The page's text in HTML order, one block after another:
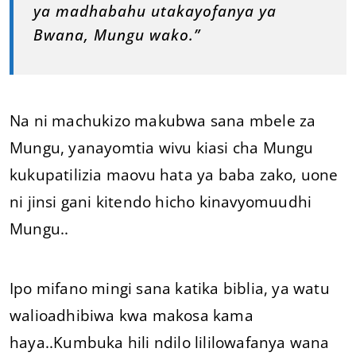
ya madhabahu utakayofanya ya
Bwana, Mungu wako.”
Na ni machukizo makubwa sana mbele za
Mungu, yanayomtia wivu kiasi cha Mungu
kukupatilizia maovu hata ya baba zako, uone
ni jinsi gani kitendo hicho kinavyomuudhi
Mungu..
Ipo mifano mingi sana katika biblia, ya watu
walioadhibiwa kwa makosa kama
haya..Kumbuka hili ndilo lililowafanya wana